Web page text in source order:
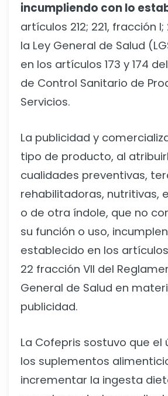
incumpliendo con lo
artículos 212; 221, fracción
la Ley General de Salud
en los artículos 173 y 174
de Control Sanitario de
Servicios.
La publicidad y
tipo de producto, al
cualidades preventivas,
rehabilitadoras, nutritivas,
o de otra índole, que no
su función o uso,
establecido en los
22 fracción VII del
General de Salud en
publicidad.
La Cofepris sostuvo que el
los suplementos
incrementar la ingesta